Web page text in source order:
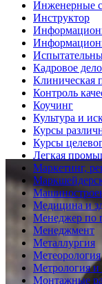
Инженерные
Инструктор
Кадровое
Клиническая
Контроль
Коучинг
Культура и
Курсы
Курсы
Легкая
Маркетинг,
Медицина и
Менеджер по
Менеджмент
Металлургия
Метеорология
Метрология и
Монтажные